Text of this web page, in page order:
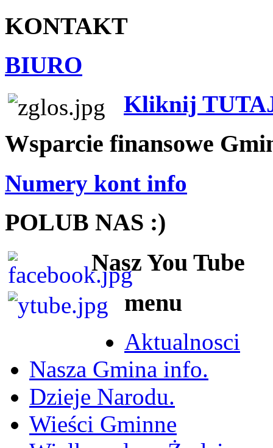
KONTAKT
BIURO
Kliknij
Wsparcie finansowe
Numery kont info
POLUB NAS :)
Nasz You Tube
menu
Aktualnosci
Nasza Gmina info.
Dzieje Narodu.
Wieści Gminne